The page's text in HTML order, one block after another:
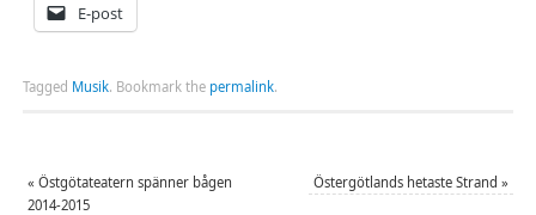
E-post
Tagged Musik. Bookmark the permalink.
« Östgötateatern spänner bågen
2014-2015
Östergötlands hetaste Strand»